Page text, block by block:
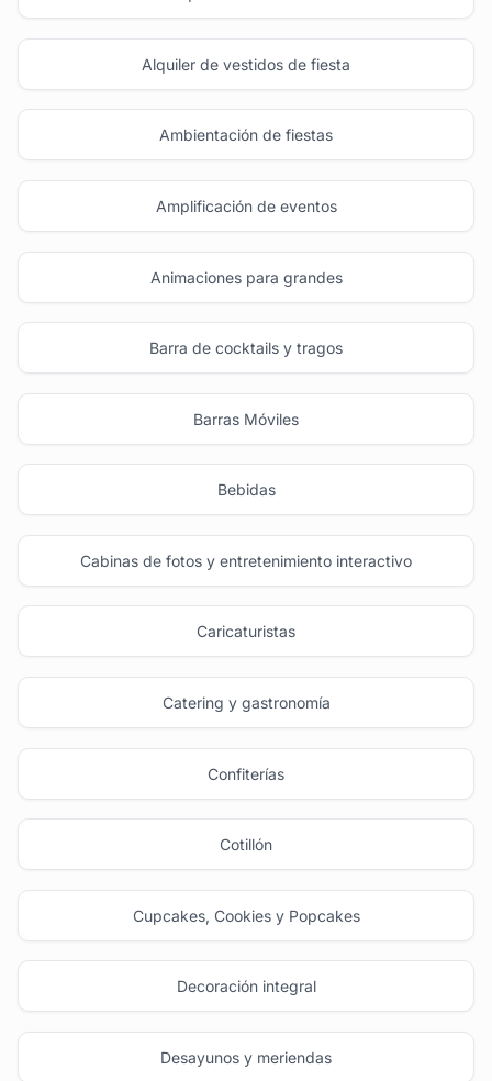
Alquiler de vestidos de fiesta
Ambientación de fiestas
Amplificación de eventos
Animaciones para grandes
Barra de cocktails y tragos
Barras Móviles
Bebidas
Cabinas de fotos y entretenimiento interactivo
Caricaturistas
Catering y gastronomía
Confiterías
Cotillón
Cupcakes, Cookies y Popcakes
Decoración integral
Desayunos y meriendas